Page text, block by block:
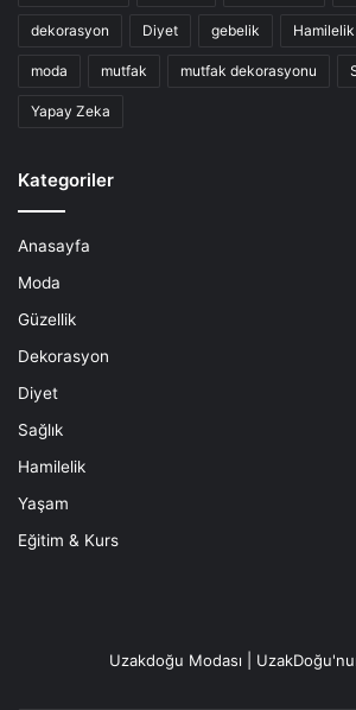
dekorasyon Diyet gebelik Hamilelik
moda mutfak mutfak dekorasyonu
Yapay Zeka
Kategoriler
Anasayfa
Moda
Güzellik
Dekorasyon
Diyet
Sağlık
Hamilelik
Yaşam
Eğitim & Kurs
Uzakdoğu Modası |